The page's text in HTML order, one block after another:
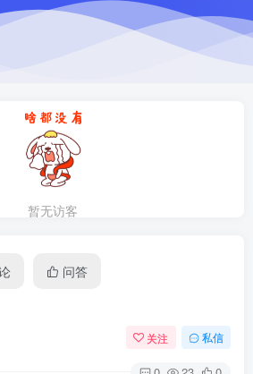
暂无访客
问答
关注 私信